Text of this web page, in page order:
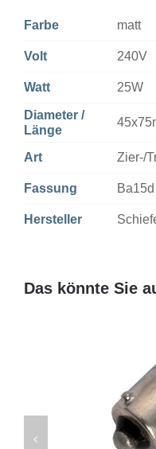
Farbe matt
Volt 240V
Watt 25W
Diameter /
Länge
Art Zier-/
Fassung Ba15d
Hersteller
Das könnte Sie